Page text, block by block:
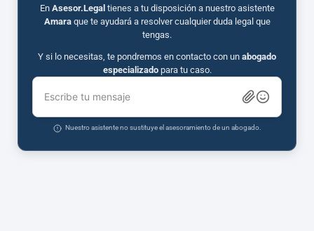
En Asesor.Legal tienes a tu disposición a nuestro asistente
Amaraque te ayudará a resolver cualquier duda legal que
tengas.
Y si lo necesitas, te pondremos en contacto con un abogado
especializadopara tu caso.
Escribe tu mensaje
Nuestro asistente no sustituye el asesoramiento de un abogado.